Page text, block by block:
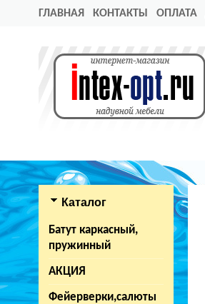
ГЛАВНАЯ КОНТАКТЫ ОПЛАТА
Каталог
Батут каркасный,
пружинный
АКЦИЯ
Фейерверки,салюты